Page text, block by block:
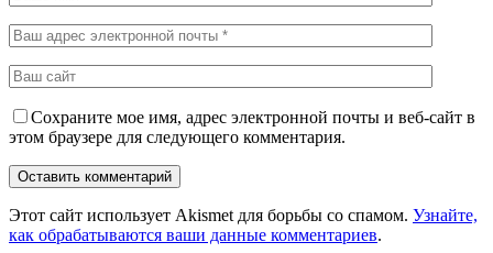
Сохраните мое имя, адрес электронной почты и веб-сайт в
этом браузере для следующего комментария.
Этот сайт использует Akismet для борьбы со спамом. Узнайте,
как обрабатываются ваши данные комментариев.